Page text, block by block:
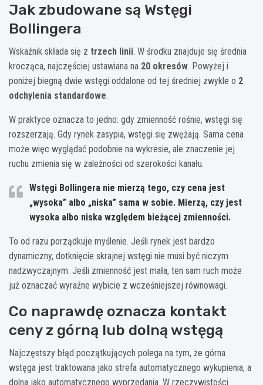
Jak zbudowane są Wstęgi
Bollingera
Wskaźnik składa się z trzech linii. W środku znajduje się średnia
krocząca, najczęściej ustawiana na 20 okresów. Powyżej i
poniżej biegną dwie wstęgi oddalone od tej średniej zwykle o 2
odchylenia standardowe.
W praktyce oznacza to jedno: gdy zmienność rośnie, wstęgi się
rozszerzają. Gdy rynek zasypia, wstęgi się zwężają. Sama cena
może więc wyglądać podobnie na wykresie, ale znaczenie jej
ruchu zmienia się w zależności od szerokości kanału.
Wstęgi Bollingera nie mierzą tego, czy cena jest
„wysoka” albo „niska” sama w sobie. Mierzą, czy jest
wysoka albo niska względem bieżącej zmienności.
To od razu porządkuje myślenie. Jeśli rynek jest bardzo
dynamiczny, dotknięcie skrajnej wstęgi nie musi być niczym
nadzwyczajnym. Jeśli zmienność jest mała, ten sam ruch może
już oznaczać wyraźne wybicie z wcześniejszej równowagi.
Co naprawdę oznacza kontakt
ceny z górną lub dolną wstęgą
Najczęstszy błąd początkujących polega na tym, że górna
wstęga jest traktowana jako strefa automatycznego wykupienia, a
dolna jako automatycznego wyprzedania. W rzeczywistości